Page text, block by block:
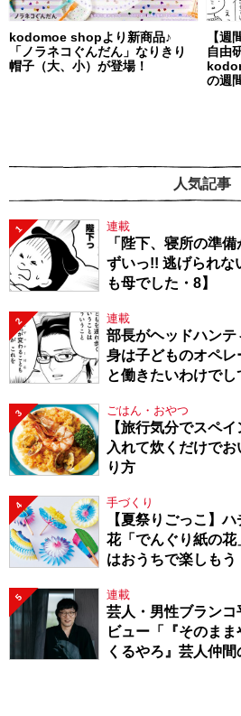
kodomoe shopより新商品♪
「ノラネコぐんだん」なりきり
帽子（大、小）が登場！
【週
自由
の週
人気記事
1 連載
「陛下、寝所の準
ずいっ!! 逃げられ
も母でした・8】
2 連載
部長がヘッドハン
身は子どものオペレ
と働きたいわけで
3 ごはん・おやつ
【旅行気分でスペ
入れて炊くだけで
り方
4 手づくり
【夏祭りごっこ】
花「でんぐり紙の花
はおうちで楽しもう
5 連載
芸人・男性ブラン
ビュー「『そのま
くるやろ』芸人仲